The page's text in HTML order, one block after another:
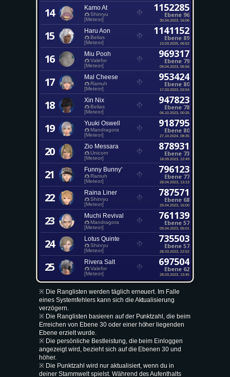
14 Kamo At
Shinryu
[Meteor]
1152285
Ebene 96
30.04.2023, 16:06
15 Haru Aon
Belias
[Meteor]
1141152
Ebene 89
13.03.2025, 06:52
16 Miu Pooh
Valefor
[Meteor]
969317
Ebene 79
09.04.2023, 06:56
17 Mal Cheese
Ramuh
[Meteor]
953424
Ebene 80
17.03.2023, 02:54
18 Xin Nix
Belias
[Meteor]
947823
Ebene 78
06.10.2023, 00:25
19 Yuuki Oswell
Mandragora
[Meteor]
918795
Ebene 80
27.10.2024, 08:35
20 Zio Messara
Unicorn
[Meteor]
878931
Ebene 73
18.09.2023, 12:49
21 Funny Bunny'
Ramuh
[Meteor]
796123
Ebene 77
28.04.2023, 13:13
22 Raina Liner
Shinryu
[Meteor]
787571
Ebene 68
29.04.2023, 15:00
23 Muchi Revival
Mandragora
[Meteor]
761139
Ebene 57
09.04.2023, 05:01
24 Lotus Quinte
Shinryu
[Meteor]
735503
Ebene 57
28.03.2023, 22:52
25 Rivera Salt
Valefor
[Meteor]
697504
Ebene 62
28.03.2023, 13:45
※ Die Ranglisten werden täglich erneuert. Im Falle
eines Systemfehlers kann sich die Aktualisierung
verzögern.
※ Die Ranglisten basieren auf der Punktzahl, die beim
Erreichen von Ebene 30 oder einer höher liegenden
Ebene erzielt wurde.
※ Die persönliche Bestleistung, die beim Einloggen
angezeigt wird, bezieht sich auf die Ebenen 30 und
höher.
※ Die Punktzahl wird nur aktualisiert, wenn du in
deiner Stammwelt spielst. Während des Aufenthalts